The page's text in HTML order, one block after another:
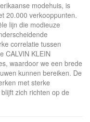
modehuis, is
20.000 verkooppunten.
lijn die modieuze
correlatie tussen
CALVIN KLEIN
waardoor we een brede
kunnen bereiken. De
met sterke
zich richten op de